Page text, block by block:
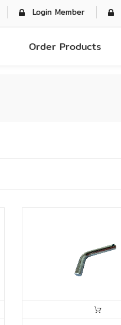
Login Member
Order Products